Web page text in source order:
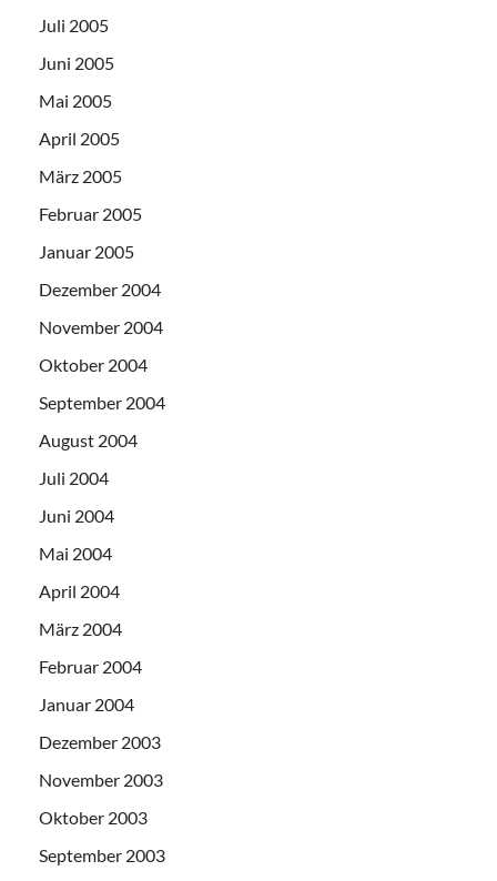
Juli 2005
Juni 2005
Mai 2005
April 2005
März 2005
Februar 2005
Januar 2005
Dezember 2004
November 2004
Oktober 2004
September 2004
August 2004
Juli 2004
Juni 2004
Mai 2004
April 2004
März 2004
Februar 2004
Januar 2004
Dezember 2003
November 2003
Oktober 2003
September 2003